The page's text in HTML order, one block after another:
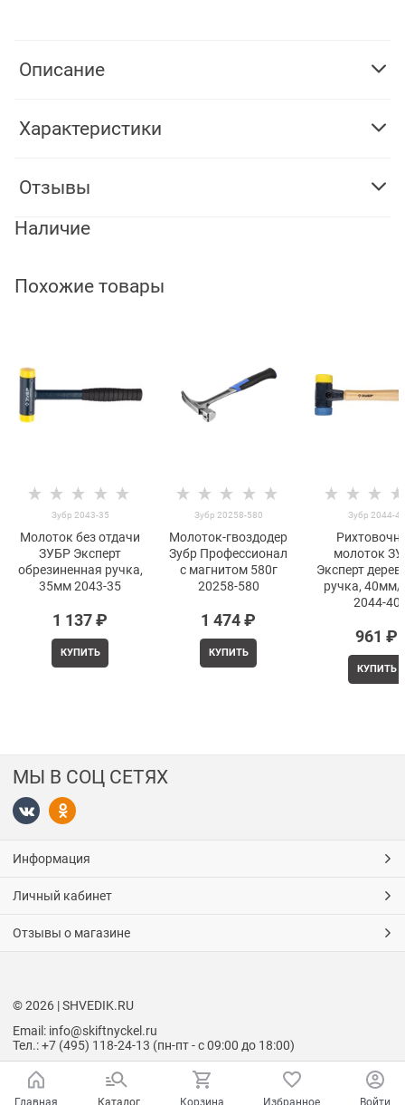
Описание
Характеристики
Отзывы
Наличие
Похожие товары
Зубр 2043-35
Молоток без отдачи
ЗУБР Эксперт
обрезиненная ручка,
35мм 2043-35
1 137 ₽
КУПИТЬ
Зубр 20258-580
Молоток-гвоздодер
Зубр Профессионал
с магнитом 580г
20258-580
1 474 ₽
КУПИТЬ
Зубр 2044-40
молоток
Эксперт
ручка, 40мм/
2044-40
961 ₽
КУПИТЬ
МЫ В СОЦ СЕТЯХ
Информация
Личный кабинет
Отзывы о магазине
© 2026 | SHVEDIK.RU
Email: info@skiftnyckel.ru
Тел.: +7 (495) 118-24-13 (пн-пт - с 09:00 до 18:00)
Главная Каталог Корзина Избранное Войти